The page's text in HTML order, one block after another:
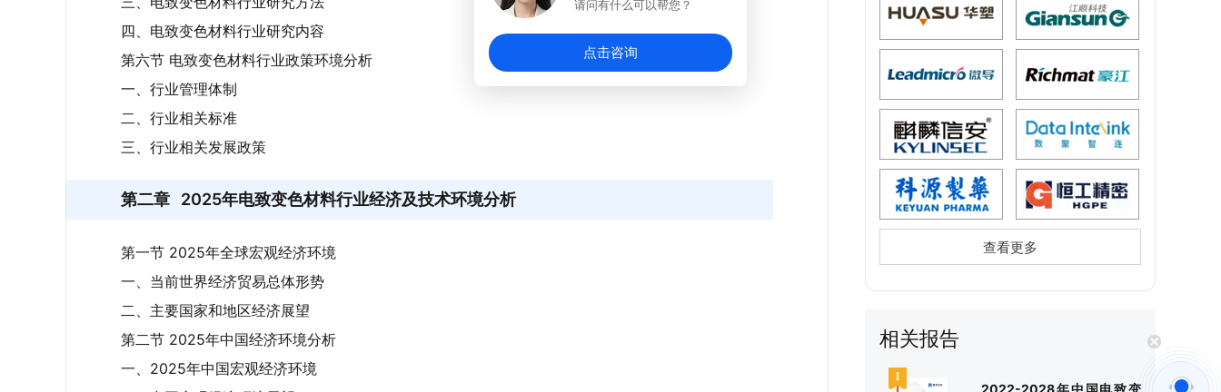
四、电致变色材料行业研究内容
第六节 电致变色材料行业政策环境分析
一、行业管理体制
二、行业相关标准
三、行业相关发展政策
第二章 2025年电致变色材料行业经济及技术环境分析
第一节 2025年全球宏观经济环境
一、当前世界经济贸易总体形势
二、主要国家和地区经济展望
第二节 2025年中国经济环境分析
一、2025年中国宏观经济环境
查看更多
相关报告
请问有什么可以帮您？
点击咨询